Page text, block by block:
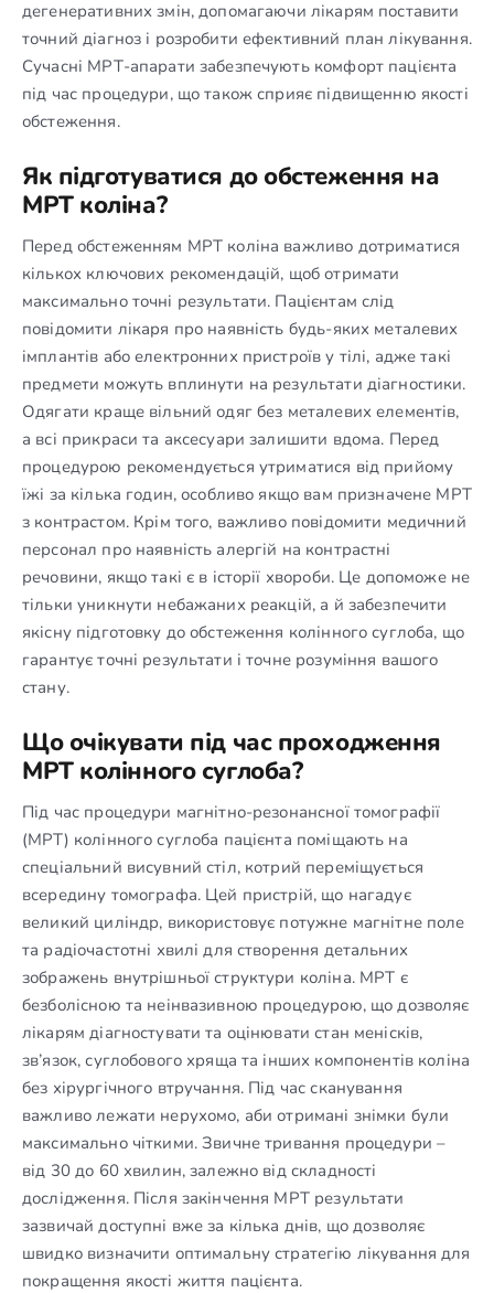
дегенеративних змін, допомагаючи лікарям поставити
точний діагноз і розробити ефективний план лікування.
Сучасні МРТ-апарати забезпечують комфорт пацієнта
під час процедури, що також сприяє підвищенню якості
обстеження.
Як підготуватися до обстеження на
МРТ коліна?
Перед обстеженням МРТ коліна важливо дотриматися
кількох ключових рекомендацій, щоб отримати
максимально точні результати. Пацієнтам слід
повідомити лікаря про наявність будь-яких металевих
імплантів або електронних пристроїв у тілі, адже такі
предмети можуть вплинути на результати діагностики.
Одягати краще вільний одяг без металевих елементів,
а всі прикраси та аксесуари залишити вдома. Перед
процедурою рекомендується утриматися від прийому
їжі за кілька годин, особливо якщо вам призначене МРТ
з контрастом. Крім того, важливо повідомити медичний
персонал про наявність алергій на контрастні
речовини, якщо такі є в історії хвороби. Це допоможе не
тільки уникнути небажаних реакцій, а й забезпечити
якісну підготовку до обстеження колінного суглоба, що
гарантує точні результати і точне розуміння вашого
стану.
Що очікувати під час проходження
МРТ колінного суглоба?
Під час процедури магнітно-резонансної томографії
(МРТ) колінного суглоба пацієнта поміщають на
спеціальний висувний стіл, котрий переміщується
всередину томографа. Цей пристрій, що нагадує
великий циліндр, використовує потужне магнітне поле
та радіочастотні хвилі для створення детальних
зображень внутрішньої структури коліна. МРТ є
безболісною та неінвазивною процедурою, що дозволяє
лікарям діагностувати та оцінювати стан менісків,
зв’язок, суглобового хряща та інших компонентів коліна
без хірургічного втручання. Під час сканування
важливо лежати нерухомо, аби отримані знімки були
максимально чіткими. Звичне тривання процедури –
від 30 до 60 хвилин, залежно від складності
дослідження. Після закінчення МРТ результати
зазвичай доступні вже за кілька днів, що дозволяє
швидко визначити оптимальну стратегію лікування для
покращення якості життя пацієнта.